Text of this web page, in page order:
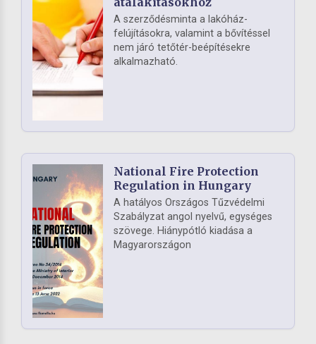
A szerződésminta a lakóház-
felújításokra, valamint a bővítéssel
nem járó tetőtér-beépítésekre
alkalmazható.
National Fire Protection
Regulation in Hungary
A hatályos Országos Tűzvédelmi
Szabályzat angol nyelvű, egységes
szövege. Hiánypótló kiadása a
Magyarországon